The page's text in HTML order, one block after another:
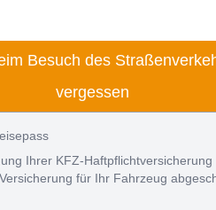
Besuch des
vergessen
Ihrer KFZ-
für Ihr Fahrzeug